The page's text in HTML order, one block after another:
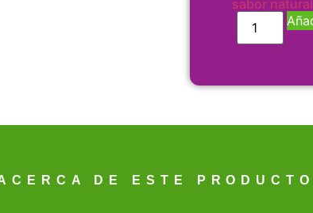
sabor
DE ESTE PRODUCTO